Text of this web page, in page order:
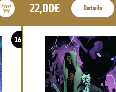
22,00€ Details
16+